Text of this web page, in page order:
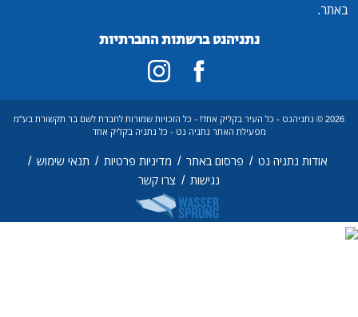
נתניהנט ברשתות החברתיות
העיר בקליק אחד! - כל הזכויות שמורות לחברת לשם בר תקשורת בע"מ
האתר נתניה נט - כל נתניה בקליק אחד
פרסום באתר / מדיניות פרטיות/ תנאי שימוש/